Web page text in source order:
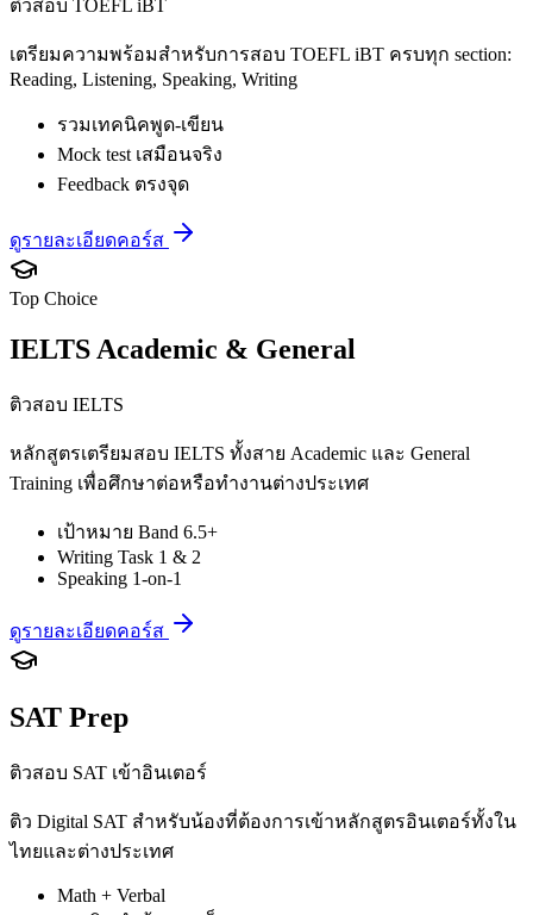
ติวสอบ TOEFL iBT
เตรียมความพร้อมสำหรับการสอบ TOEFL iBT ครบทุก section:
Reading, Listening, Speaking, Writing
รวมเทคนิคพูด-เขียน
Mock test เสมือนจริง
Feedback ตรงจุด
ดูรายละเอียดคอร์ส
Top Choice
IELTS Academic & General
ติวสอบ IELTS
หลักสูตรเตรียมสอบ IELTS ทั้งสาย Academic และ General
Training เพื่อศึกษาต่อหรือทำงานต่างประเทศ
เป้าหมาย Band 6.5+
Writing Task 1 & 2
Speaking 1-on-1
ดูรายละเอียดคอร์ส
SAT Prep
ติวสอบ SAT เข้าอินเตอร์
ติว Digital SAT สำหรับน้องที่ต้องการเข้าหลักสูตรอินเตอร์ทั้งใน
ไทยและต่างประเทศ
Math + Verbal